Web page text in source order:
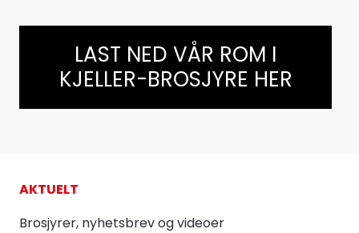
LAST NED VÅR ROM I
KJELLER-BROSJYRE HER
AKTUELT
Brosjyrer, nyhetsbrev og videoer